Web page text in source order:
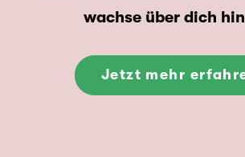
wachse über dich
Jetzt mehr